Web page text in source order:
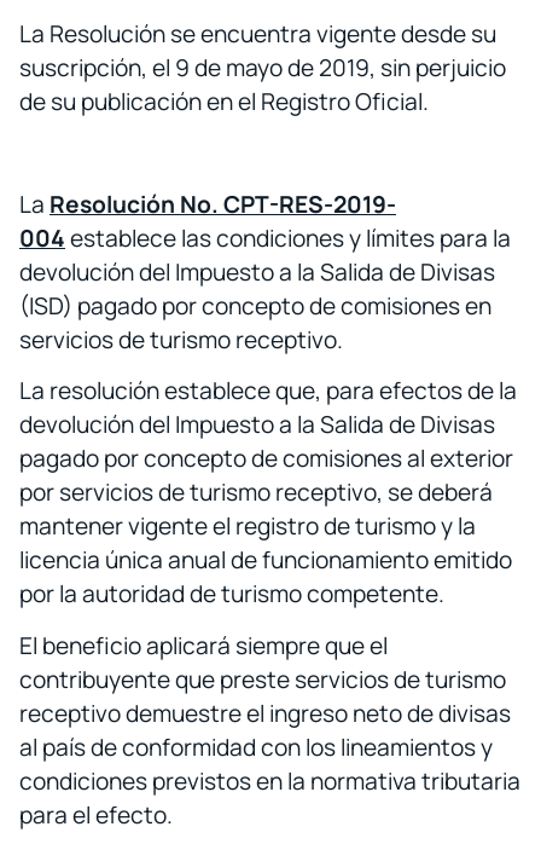
La Resolución se encuentra vigente desde su
suscripción, el 9 de mayo de 2019, sin perjuicio
de su publicación en el Registro Oficial.
La Resolución No. CPT-RES-2019-
004establece las condiciones y límites para la
devolución del Impuesto a la Salida de Divisas
(ISD) pagado por concepto de comisiones en
servicios de turismo receptivo.
La resolución establece que, para efectos de la
devolución del Impuesto a la Salida de Divisas
pagado por concepto de comisiones al exterior
por servicios de turismo receptivo, se deberá
mantener vigente el registro de turismo y la
licencia única anual de funcionamiento emitido
por la autoridad de turismo competente.
El beneficio aplicará siempre que el
contribuyente que preste servicios de turismo
receptivo demuestre el ingreso neto de divisas
al país de conformidad con los lineamientos y
condiciones previstos en la normativa tributaria
para el efecto.